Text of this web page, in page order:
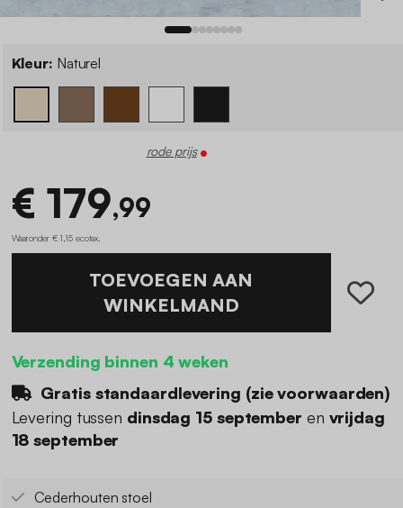
Kleur: Naturel
rode prijs
€ 179,99
Waaronder € 1,15 ecotax
TOEVOEGEN AAN
WINKELMAND
Verzending binnen 4 weken
Gratis standaardlevering (zie voorwaarden)
Levering tussen dinsdag 15 september en vrijdag
18 september
Cederhouten stoel